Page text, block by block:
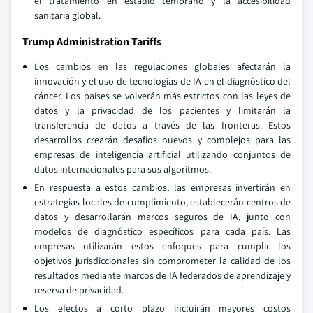
sanitaria global.
Trump Administration Tariffs
Los cambios en las regulaciones globales afectarán la
innovación y el uso de tecnologías de IA en el diagnóstico del
cáncer. Los países se volverán más estrictos con las leyes de
datos y la privacidad de los pacientes y limitarán la
transferencia de datos a través de las fronteras. Estos
desarrollos crearán desafíos nuevos y complejos para las
empresas de inteligencia artificial utilizando conjuntos de
datos internacionales para sus algoritmos.
En respuesta a estos cambios, las empresas invertirán en
estrategias locales de cumplimiento, establecerán centros de
datos y desarrollarán marcos seguros de IA, junto con
modelos de diagnóstico específicos para cada país. Las
empresas utilizarán estos enfoques para cumplir los
objetivos jurisdiccionales sin comprometer la calidad de los
resultados mediante marcos de IA federados de aprendizaje y
reserva de privacidad.
Los efectos a corto plazo incluirán mayores costos